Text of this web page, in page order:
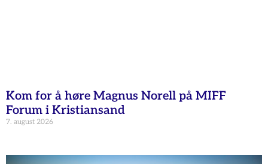
Kom for å høre Magnus Norell på MIFF
Forum i Kristiansand
7. august 2026